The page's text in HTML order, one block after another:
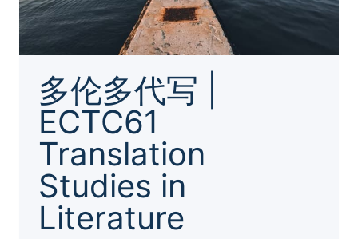
多伦多代写 |
ECTC61
Translation
Studies in
Literature